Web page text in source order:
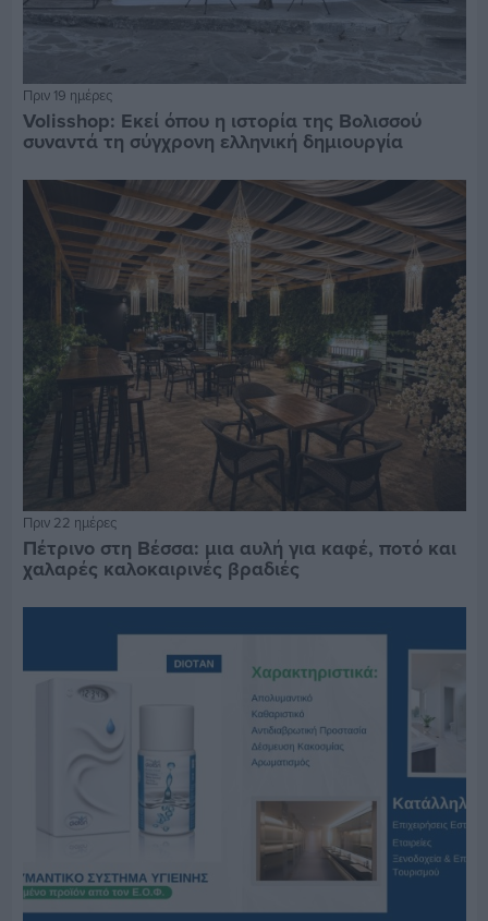
Πριν 19 ημέρες
Volisshop: Εκεί όπου η ιστορία της Βολισσού
συναντά τη σύγχρονη ελληνική δημιουργία
Πριν 22 ημέρες
Πέτρινο στη Βέσσα: μια αυλή για καφέ, ποτό και
χαλαρές καλοκαιρινές βραδιές